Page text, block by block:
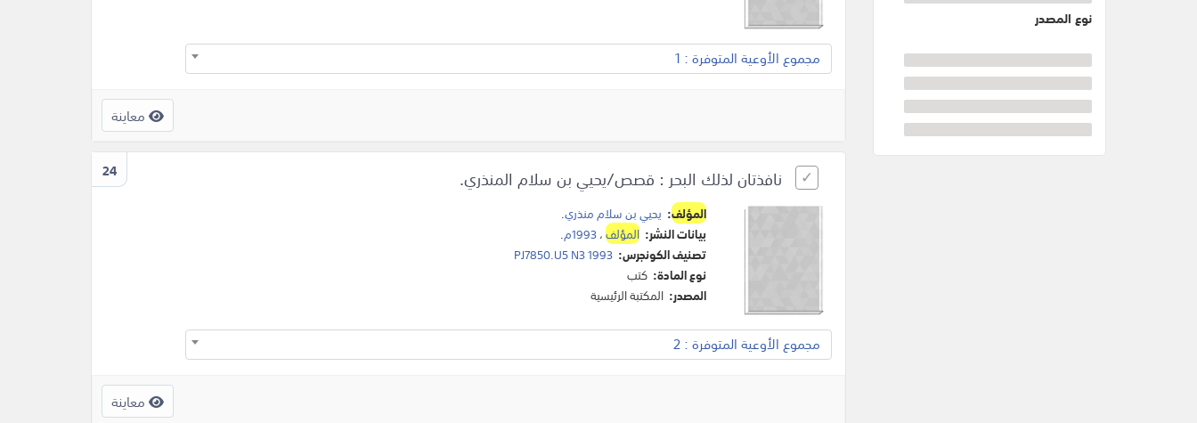
نوع المصدر
مجموع الأوعية المتوفرة : 1
معاينة
24 نافذتان لذلك البحر : قصص/يحيي بن سلام المنذري.
المؤلف: يحيي بن سلام منذري.
بيانات النشر: المؤلف،1993م .
تصنيف الكونجرس: PJ7850.U5 N3 1993
نوع المادة: كتب
المصدر: المكتبة الرئيسية
مجموع الأوعية المتوفرة : 2
معاينة